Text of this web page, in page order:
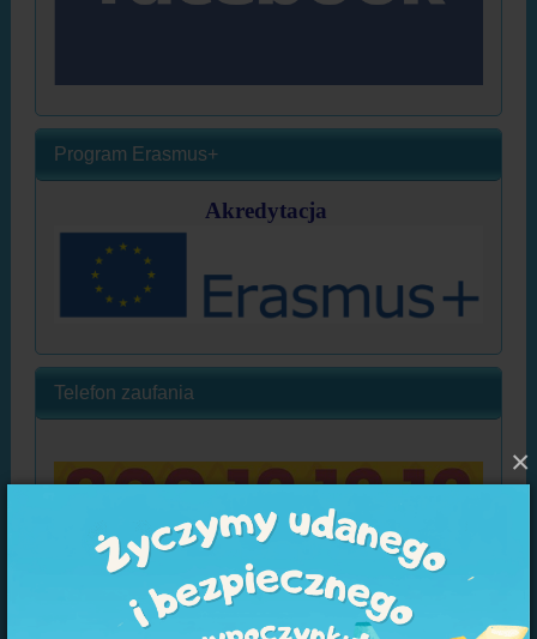
×
Program Erasmus+
Akredytacja
Telefon zaufania
Laboratoria przyszłości